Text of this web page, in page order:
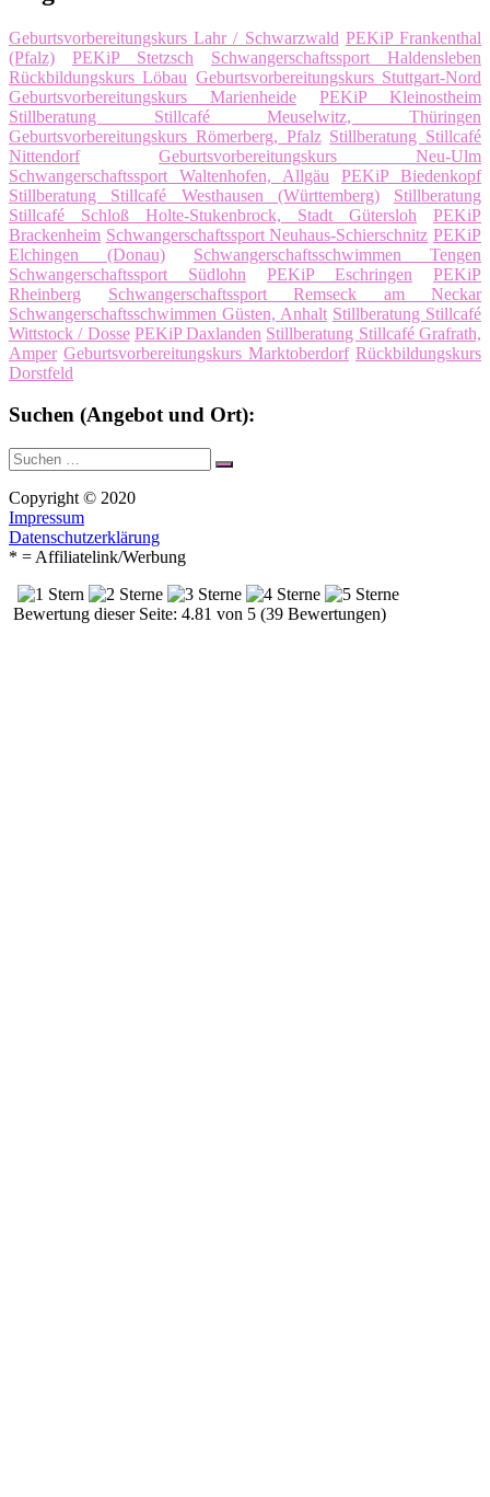
Geburtsvorbereitungskurs Lahr / Schwarzwald PEKiP Frankenthal
(Pfalz)
PEKiP Stetzsch
Schwangerschaftssport Haldensleben
Rückbildungskurs Löbau Geburtsvorbereitungskurs Stuttgart-Nord
Geburtsvorbereitungskurs Marienheide
PEKiP Kleinostheim
Stillberatung Stillcafé Meuselwitz, Thüringen
Geburtsvorbereitungskurs Römerberg, Pfalz Stillberatung Stillcafé
Nittendorf
Geburtsvorbereitungskurs Neu-Ulm
Schwangerschaftssport Waltenhofen, Allgäu
PEKiP Biedenkopf
Stillberatung Stillcafé Westhausen (Württemberg)
Stillberatung
Stillcafé Schloß Holte-Stukenbrock, Stadt Gütersloh
PEKiP
Brackenheim Schwangerschaftssport Neuhaus-Schierschnitz PEKiP
Elchingen (Donau)
Schwangerschaftsschwimmen Tengen
Schwangerschaftssport Südlohn
PEKiP Eschringen
PEKiP
Rheinberg
Schwangerschaftssport Remseck am Neckar
Schwangerschaftsschwimmen Güsten, Anhalt Stillberatung Stillcafé
Wittstock / Dosse PEKiP Daxlanden Stillberatung Stillcafé Grafrath,
Amper Geburtsvorbereitungskurs Marktoberdorf Rückbildungskurs
Dorstfeld
Suchen (Angebot und Ort):
Suche
nach:
Suchen
Copyright © 2020
Impressum
Datenschutzerklärung
* = Affiliatelink/Werbung
Bewertung dieser Seite: 4.81 von 5 (39 Bewertungen)